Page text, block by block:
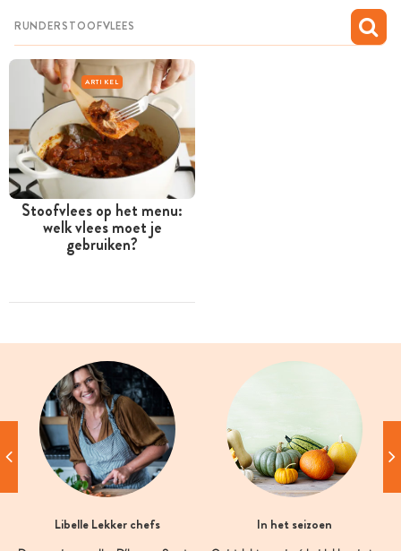
ARTIKEL
Stoofvlees op het menu:
welk vlees moet je
gebruiken?
Libelle Lekker chefs In het seizoen
MIJN BEWAARDE RECEPTEN